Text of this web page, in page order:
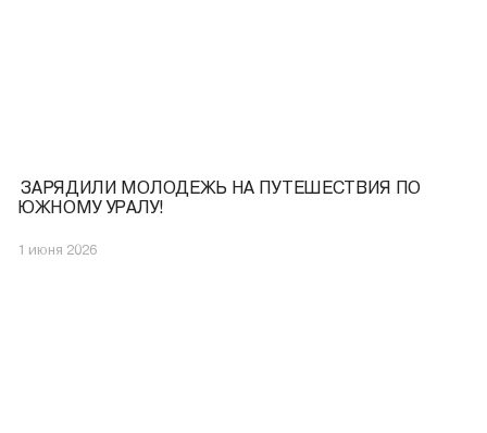
️ ЗАРЯДИЛИ МОЛОДЕЖЬ НА ПУТЕШЕСТВИЯ ПО
ЮЖНОМУ УРАЛУ!
1 июня 2026